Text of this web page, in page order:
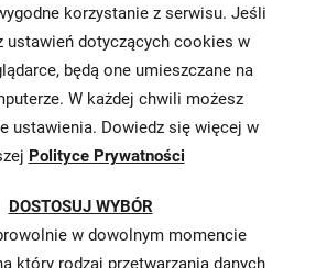
Informacja o
realizowanej
strategii
podatkowej
Karty
Butelkomaty
korzystanie z serwisu. Jeśli
ustawień dotyczących cookies w
będą one umieszczane na
W każdej chwili możesz
ustawienia. Dowiedz się więcej w
Polityce Prywatności
DOSTOSUJ WYBÓR
w dowolnym momencie
który rodzaj przetwarzania danych